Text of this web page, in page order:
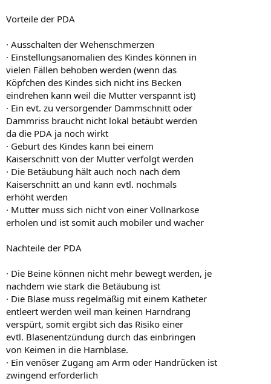
Vorteile der PDA
· Ausschalten der Wehenschmerzen
· Einstellungsanomalien des Kindes können in
vielen Fällen behoben werden (wenn das
Köpfchen des Kindes sich nicht ins Becken
eindrehen kann weil die Mutter verspannt ist)
· Ein evt. zu versorgender Dammschnitt oder
Dammriss braucht nicht lokal betäubt werden
da die PDA ja noch wirkt
· Geburt des Kindes kann bei einem
Kaiserschnitt von der Mutter verfolgt werden
· Die Betäubung hält auch noch nach dem
Kaiserschnitt an und kann evtl. nochmals
erhöht werden
· Mutter muss sich nicht von einer Vollnarkose
erholen und ist somit auch mobiler und wacher
Nachteile der PDA
· Die Beine können nicht mehr bewegt werden, je
nachdem wie stark die Betäubung ist
· Die Blase muss regelmäßig mit einem Katheter
entleert werden weil man keinen Harndrang
verspürt, somit ergibt sich das Risiko einer
evtl. Blasenentzündung durch das einbringen
von Keimen in die Harnblase.
· Ein venöser Zugang am Arm oder Handrücken ist
zwingend erforderlich